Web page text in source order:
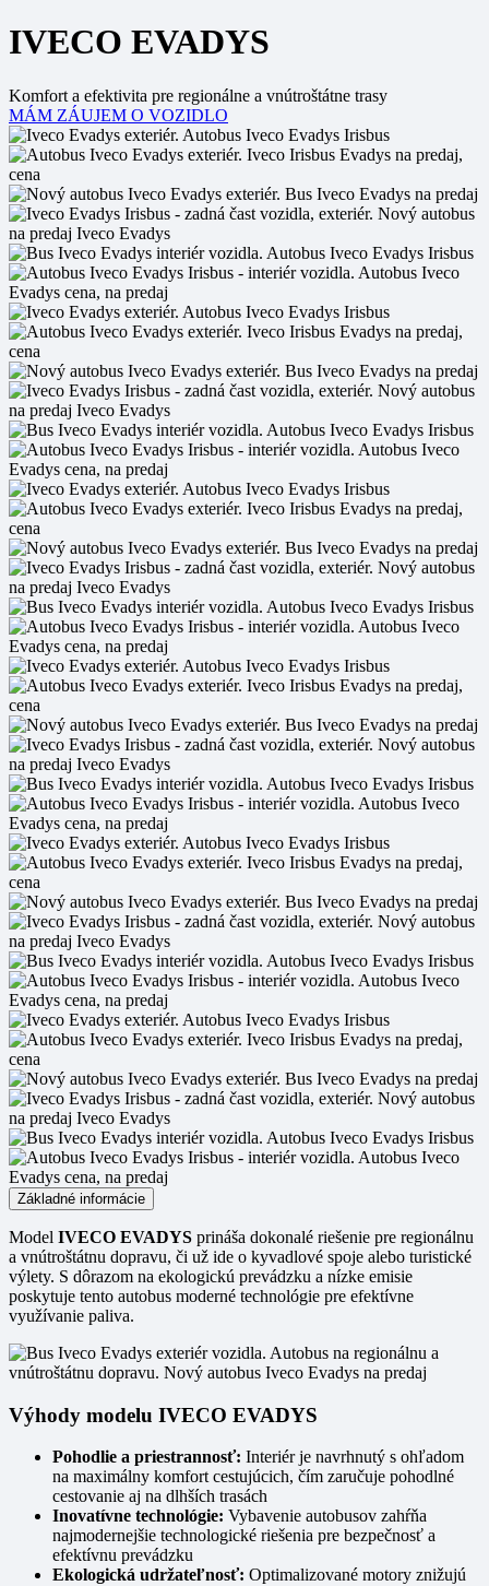
IVECO EVADYS
Komfort a efektivita pre regionálne a vnútroštátne trasy
MÁM ZÁUJEM O VOZIDLO
Základné informácie
Model IVECO EVADYS prináša dokonalé riešenie pre regionálnu
a vnútroštátnu dopravu, či už ide o kyvadlové spoje alebo turistické
výlety. S dôrazom na ekologickú prevádzku a nízke emisie
poskytuje tento autobus moderné technológie pre efektívne
využívanie paliva.
Výhody modelu IVECO EVADYS
Pohodlie a priestrannosť: Interiér je navrhnutý s ohľadom
na maximálny komfort cestujúcich, čím zaručuje pohodlné
cestovanie aj na dlhších trasách
Inovatívne technológie: Vybavenie autobusov zahŕňa
najmodernejšie technologické riešenia pre bezpečnosť a
efektívnu prevádzku
Ekologická udržateľnosť: Optimalizované motory znižujú